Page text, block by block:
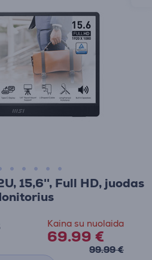
15,6'', Full HD, juodas
Kaina su nuolaida
69.99 €
99.99 €